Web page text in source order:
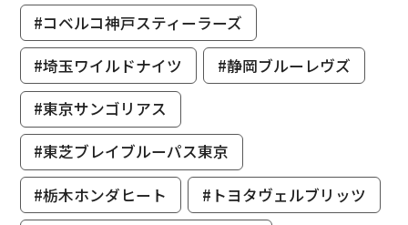
#コベルコ神戸スティーラーズ
#埼玉ワイルドナイツ
#静岡ブルーレヴズ
#東京サンゴリアス
#東芝ブレイブルーパス東京
#栃木ホンダヒート
#トヨタヴェルブリッツ